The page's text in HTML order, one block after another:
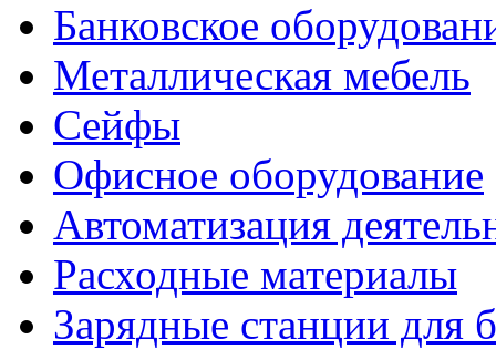
Банковское
Металлическая мебель
Сейфы
Офисное оборудование
Автоматизация
Расходные материалы
Зарядные станции для